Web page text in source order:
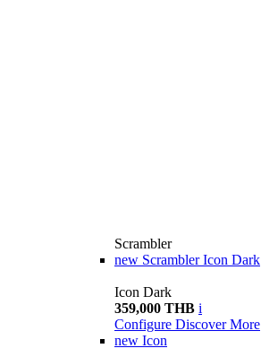
Scrambler
new Scrambler Icon Dark
Icon Dark
359,000 THB i
Configure Discover More
new Icon